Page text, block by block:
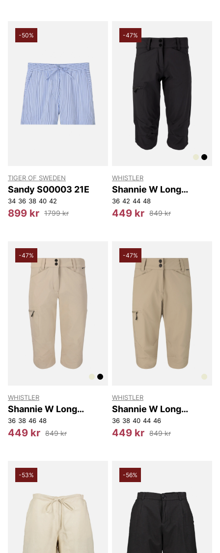
-50%
TIGER OF SWEDEN
Sandy S00003 21E
34 36 38 40 42
899 kr 1799 kr
-47%
WHISTLER
Shannie W Long
Outdoor Shorts
36 42 44 48
449 kr 849 kr
-47%
WHISTLER
Shannie W Long
Outdoor Shorts.
36 38 46 48
449 kr 849 kr
-47%
WHISTLER
Shannie W Long
Outdoor Shorts.
36 38 40 44 46
449 kr 849 kr
-53% -56%